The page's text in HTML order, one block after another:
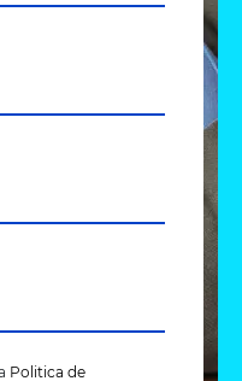
Politica de